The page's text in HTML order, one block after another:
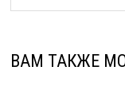
ВАМ ТАКЖЕ